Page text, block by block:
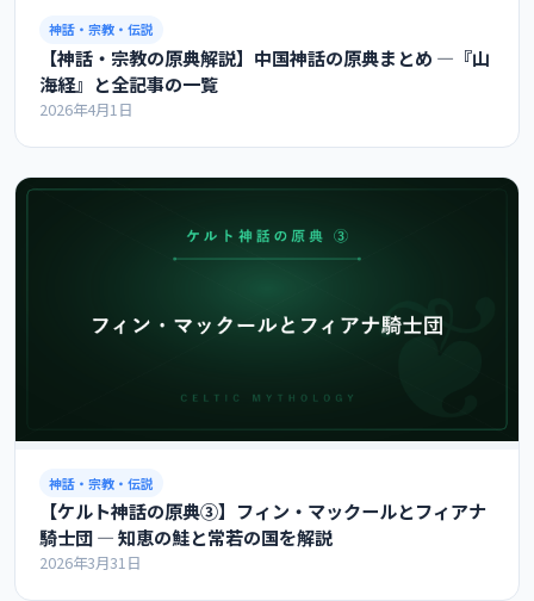
神話・宗教・伝説
【神話・宗教の原典解説】中国神話の原典まとめ ―『山
海経』と全記事の一覧
2026年4月1日
神話・宗教・伝説
【ケルト神話の原典③】フィン・マックールとフィアナ
騎士団 ― 知恵の鮭と常若の国を解説
2026年3月31日